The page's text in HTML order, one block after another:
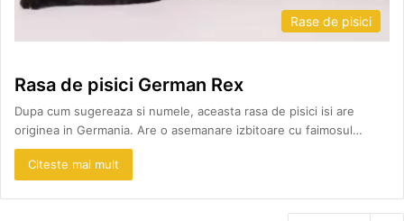
Rase de pisici
Rasa de pisici German Rex
Dupa cum sugereaza si numele, aceasta rasa de pisici isi are
originea in Germania. Are o asemanare izbitoare cu faimosul…
Citeste mai mult